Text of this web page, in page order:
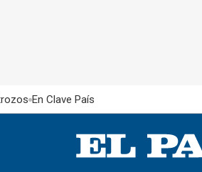
En Clave País